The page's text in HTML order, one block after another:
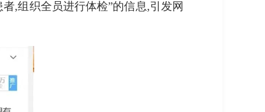
,组织全员进行体检”的信息,引发网